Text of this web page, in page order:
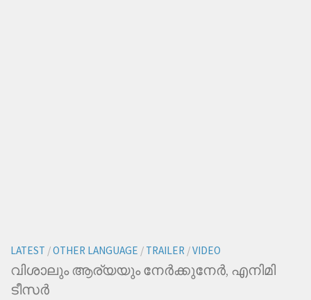
LATEST /OTHER LANGUAGE / TRAILER /VIDEO
വിശാലും ആര്യയും നേര്‍ക്കുനേര്‍, എനിമി
ടീസര്‍